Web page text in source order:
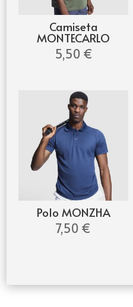
Camiseta
MONTECARLO
5,50 €
Polo MONZHA
7,50 €